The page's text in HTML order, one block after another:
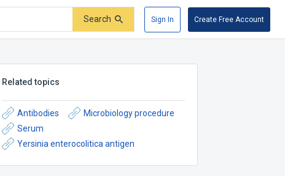
Search Sign In Create Free Account
Related topics
Antibodies
Microbiology procedure
Serum
Yersinia enterocolitica antigen